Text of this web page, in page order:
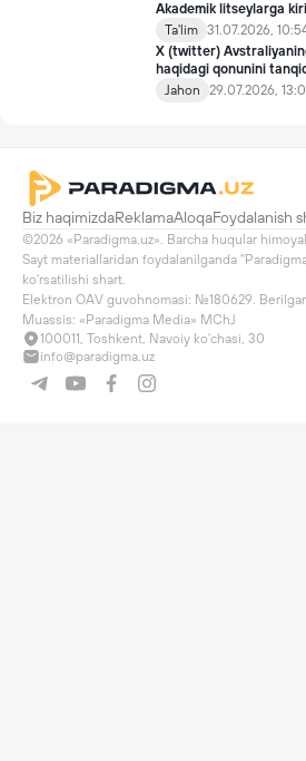
Akademik litseylarga
Ta'lim 31.07.2026,
X (twitter)
haqidagi qonunini
Jahon
29.07.2026,
Biz haqimizdaReklamaAloqaFoydalanish
©2026 «Paradigma.uz». Barcha huqular
Sayt materiallaridan foydalanilganda
ko'rsatilishi shart.
Elektron OAV guvohnomasi: №180629.
Muassis: «Paradigma Media» MChJ
100011, Toshkent, Navoiy ko'chasi, 30
info@paradigma.uz